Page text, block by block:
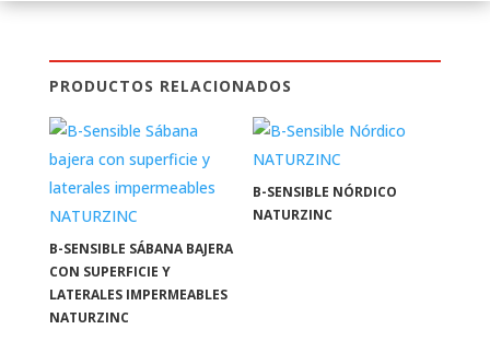
PRODUCTOS RELACIONADOS
B-SENSIBLE SÁBANA BAJERA
CON SUPERFICIE Y
LATERALES IMPERMEABLES
NATURZINC
B-SENSIBLE NÓRDICO
NATURZINC